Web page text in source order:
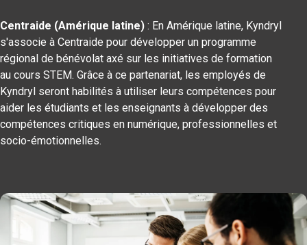
Centraide (Amérique latine) : En Amérique latine, Kyndryl
s'associe à Centraide pour développer un programme
régional de bénévolat axé sur les initiatives de formation
au cours STEM. Grâce à ce partenariat, les employés de
Kyndryl seront habilités à utiliser leurs compétences pour
aider les étudiants et les enseignants à développer des
compétences critiques en numérique, professionnelles et
socio-émotionnelles.